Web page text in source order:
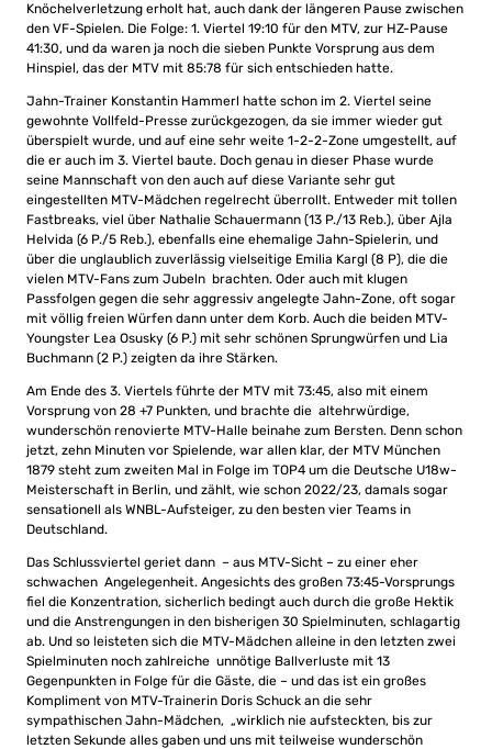
Knöchelverletzung erholt hat, auch dank der längeren Pause zwischen
den VF-Spielen. Die Folge: 1. Viertel 19:10 für den MTV, zur HZ-Pause
41:30, und da waren ja noch die sieben Punkte Vorsprung aus dem
Hinspiel, das der MTV mit 85:78 für sich entschieden hatte.
Jahn-Trainer Konstantin Hammerl hatte schon im 2. Viertel seine
gewohnte Vollfeld-Presse zurückgezogen, da sie immer wieder gut
überspielt wurde, und auf eine sehr weite 1-2-2-Zone umgestellt, auf
die er auch im 3. Viertel baute. Doch genau in dieser Phase wurde
seine Mannschaft von den auch auf diese Variante sehr gut
eingestellten MTV-Mädchen regelrecht überrollt. Entweder mit tollen
Fastbreaks, viel über Nathalie Schauermann (13 P./13 Reb.), über Ajla
Helvida (6 P./5 Reb.), ebenfalls eine ehemalige Jahn-Spielerin, und
über die unglaublich zuverlässig vielseitige Emilia Kargl (8 P), die die
vielen MTV-Fans zum Jubeln brachten. Oder auch mit klugen
Passfolgen gegen die sehr aggressiv angelegte Jahn-Zone, oft sogar
mit völlig freien Würfen dann unter dem Korb. Auch die beiden MTV-
Youngster Lea Osusky (6 P.) mit sehr schönen Sprungwürfen und Lia
Buchmann (2 P.) zeigten da ihre Stärken.
Am Ende des 3. Viertels führte der MTV mit 73:45, also mit einem
Vorsprung von 28 +7 Punkten, und brachte die altehrwürdige,
wunderschön renovierte MTV-Halle beinahe zum Bersten. Denn schon
jetzt, zehn Minuten vor Spielende, war allen klar, der MTV München
1879 steht zum zweiten Mal in Folge im TOP4 um die Deutsche U18w-
Meisterschaft in Berlin, und zählt, wie schon 2022/23, damals sogar
sensationell als WNBL-Aufsteiger, zu den besten vier Teams in
Deutschland.
Das Schlussviertel geriet dann – aus MTV-Sicht – zu einer eher
schwachen Angelegenheit. Angesichts des großen 73:45-Vorsprungs
fiel die Konzentration, sicherlich bedingt auch durch die große Hektik
und die Anstrengungen in den bisherigen 30 Spielminuten, schlagartig
ab. Und so leisteten sich die MTV-Mädchen alleine in den letzten zwei
Spielminuten noch zahlreiche unnötige Ballverluste mit 13
Gegenpunkten in Folge für die Gäste, die – und das ist ein großes
Kompliment von MTV-Trainerin Doris Schuck an die sehr
sympathischen Jahn-Mädchen, „wirklich nie aufsteckten, bis zur
letzten Sekunde alles gaben und uns mit teilweise wunderschön